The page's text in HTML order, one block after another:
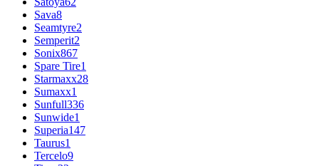
Sava8
Seamtyre2
Semperit2
Sonix867
Spare Tire1
Starmaxx28
Sumaxx1
Sunfull336
Sunwide1
Superia147
Taurus1
Tercelo9